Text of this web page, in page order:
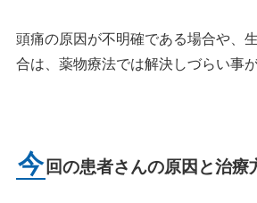
頭痛の原因が不明確である場合や、
合は、薬物療法では解決しづらい事が
今 回の患者さんの原因と治療